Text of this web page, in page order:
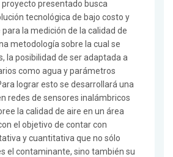
presentado busca
tecnológica de bajo costo y
la medición de la calidad de
metodología sobre la cual se
la posibilidad de ser adaptada a
como agua y parámetros
lograr esto se desarrollará una
redes de sensores inalámbricos
la calidad de aire en un área
el objetivo de contar con
y cuantitativa que no sólo
el contaminante, sino también su